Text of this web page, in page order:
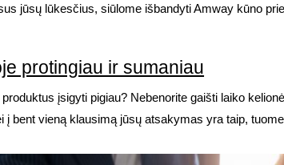
jūsų lūkesčius, siūlome išbandyti Amway kūno
protingiau ir sumaniau
įsigyti pigiau? Nebenorite gaišti laiko
bent vieną klausimą jūsų atsakymas yra taip,